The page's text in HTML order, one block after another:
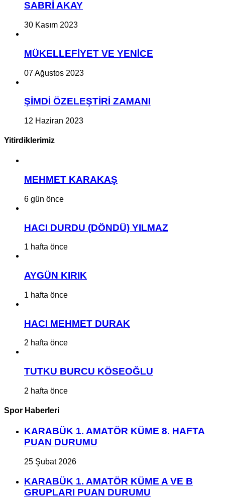
SABRİ AKAY
30 Kasım 2023
MÜKELLEFİYET VE YENİCE
07 Ağustos 2023
ŞİMDİ ÖZELEŞTİRİ ZAMANI
12 Haziran 2023
Yitirdiklerimiz
MEHMET KARAKAŞ
6 gün önce
HACI DURDU (DÖNDÜ) YILMAZ
1 hafta önce
AYGÜN KIRIK
1 hafta önce
HACI MEHMET DURAK
2 hafta önce
TUTKU BURCU KÖSEOĞLU
2 hafta önce
Spor Haberleri
KARABÜK 1. AMATÖR KÜME 8. HAFTA
PUAN DURUMU
25 Şubat 2026
KARABÜK 1. AMATÖR KÜME A VE B
GRUPLARI PUAN DURUMU